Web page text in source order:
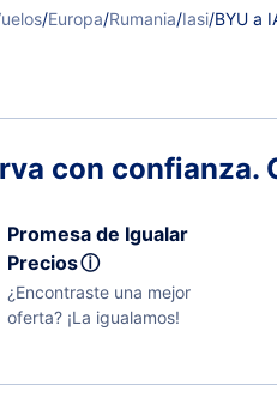
/Europa/Rumania/Iasi/BYU a
con confianza.
Promesa de Igualar
Preciosⓘ
¿Encontraste una mejor
oferta? ¡La igualamos!